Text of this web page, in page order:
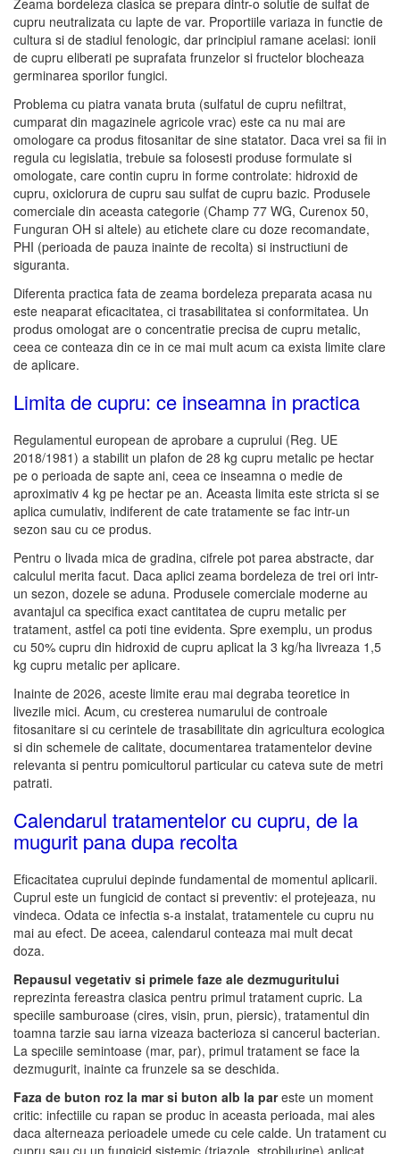
Zeama bordeleza clasica se prepara dintr-o solutie de sulfat de
cupru neutralizata cu lapte de var. Proportiile variaza in functie de
cultura si de stadiul fenologic, dar principiul ramane acelasi: ionii
de cupru eliberati pe suprafata frunzelor si fructelor blocheaza
germinarea sporilor fungici.
Problema cu piatra vanata bruta (sulfatul de cupru nefiltrat,
cumparat din magazinele agricole vrac) este ca nu mai are
omologare ca produs fitosanitar de sine statator. Daca vrei sa fii in
regula cu legislatia, trebuie sa folosesti produse formulate si
omologate, care contin cupru in forme controlate: hidroxid de
cupru, oxiclorura de cupru sau sulfat de cupru bazic. Produsele
comerciale din aceasta categorie (Champ 77 WG, Curenox 50,
Funguran OH si altele) au etichete clare cu doze recomandate,
PHI (perioada de pauza inainte de recolta) si instructiuni de
siguranta.
Diferenta practica fata de zeama bordeleza preparata acasa nu
este neaparat eficacitatea, ci trasabilitatea si conformitatea. Un
produs omologat are o concentratie precisa de cupru metalic,
ceea ce conteaza din ce in ce mai mult acum ca exista limite clare
de aplicare.
Limita de cupru: ce inseamna in practica
Regulamentul european de aprobare a cuprului (Reg. UE
2018/1981) a stabilit un plafon de 28 kg cupru metalic pe hectar
pe o perioada de sapte ani, ceea ce inseamna o medie de
aproximativ 4 kg pe hectar pe an. Aceasta limita este stricta si se
aplica cumulativ, indiferent de cate tratamente se fac intr-un
sezon sau cu ce produs.
Pentru o livada mica de gradina, cifrele pot parea abstracte, dar
calculul merita facut. Daca aplici zeama bordeleza de trei ori intr-
un sezon, dozele se aduna. Produsele comerciale moderne au
avantajul ca specifica exact cantitatea de cupru metalic per
tratament, astfel ca poti tine evidenta. Spre exemplu, un produs
cu 50% cupru din hidroxid de cupru aplicat la 3 kg/ha livreaza 1,5
kg cupru metalic per aplicare.
Inainte de 2026, aceste limite erau mai degraba teoretice in
livezile mici. Acum, cu cresterea numarului de controale
fitosanitare si cu cerintele de trasabilitate din agricultura ecologica
si din schemele de calitate, documentarea tratamentelor devine
relevanta si pentru pomicultorul particular cu cateva sute de metri
patrati.
Calendarul tratamentelor cu cupru, de la
mugurit pana dupa recolta
Eficacitatea cuprului depinde fundamental de momentul aplicarii.
Cuprul este un fungicid de contact si preventiv: el protejeaza, nu
vindeca. Odata ce infectia s-a instalat, tratamentele cu cupru nu
mai au efect. De aceea, calendarul conteaza mai mult decat
doza.
Repausul vegetativ si primele faze ale dezmuguritului
reprezinta fereastra clasica pentru primul tratament cupric. La
speciile samburoase (cires, visin, prun, piersic), tratamentul din
toamna tarzie sau iarna vizeaza bacterioza si cancerul bacterian.
La speciile semintoase (mar, par), primul tratament se face la
dezmugurit, inainte ca frunzele sa se deschida.
Faza de buton roz la mar si buton alb la pareste un moment
critic: infectiile cu rapan se produc in aceasta perioada, mai ales
daca alterneaza perioadele umede cu cele calde. Un tratament cu